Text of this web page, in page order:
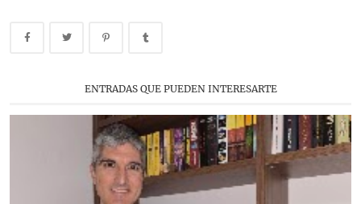
ENTRADAS QUE PUEDEN INTERESARTE